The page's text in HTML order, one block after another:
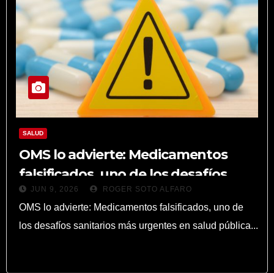
SALUD
OMS lo advierte: Medicamentos
falsificados, uno de los desafíos
sanitarios más urgentes en salud
pública
JUN 9, 2026 ROGER SOTO ALFARO
OMS lo advierte: Medicamentos falsificados, uno de
los desafíos sanitarios más urgentes en salud pública...